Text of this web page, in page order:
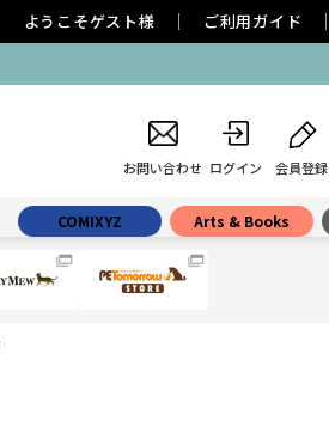
ようこそゲスト様 ご利用ガイド
お問い合わせ ログイン 会員登録
COMIXYZ Arts & Books